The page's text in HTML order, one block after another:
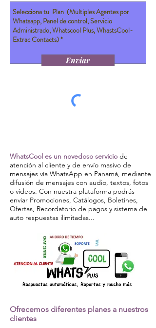
Enviar
WhatsCool es un novedoso servicio de
atención al cliente y de envío masivo de
mensajes vía WhatsApp en Panamá, mediante
difusión de mensajes con audio, textos, fotos
o vídeos. Con nuestra plataforma podrás
enviar Promociones, Catálogos, Boletines,
Ofertas, Recordatorio de pagos y sistema de
auto respuestas ilimitadas...
Ofrecemos diferentes planes a nuestros
clientes